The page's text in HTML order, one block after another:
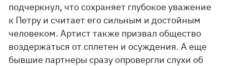
подчеркнул, что сохраняет глубокое уважение
к Петру и считает его сильным и достойным
человеком. Артист также призвал общество
воздержаться от сплетен и осуждения. А еще
бывшие партнеры сразу опровергли слухи об